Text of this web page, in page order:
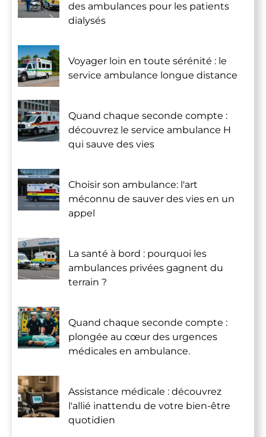
des ambulances pour les patients
dialysés
Voyager loin en toute sérénité : le
service ambulance longue distance
Quand chaque seconde compte :
découvrez le service ambulance H
qui sauve des vies
Choisir son ambulance: l'art
méconnu de sauver des vies en un
appel
La santé à bord : pourquoi les
ambulances privées gagnent du
terrain ?
Quand chaque seconde compte :
plongée au cœur des urgences
médicales en ambulance.
Assistance médicale : découvrez
l'allié inattendu de votre bien-être
quotidien